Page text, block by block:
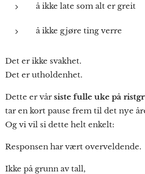
å ikke late som alt er greit
å ikke gjøre ting verre
Det er ikke svakhet.
Det er utholdenhet.
Dette er vår siste fulle uke på
tar en kort pause frem til det nye
Og vi vil si dette helt enkelt:
Responsen har vært overveldende.
Ikke på grunn av tall,